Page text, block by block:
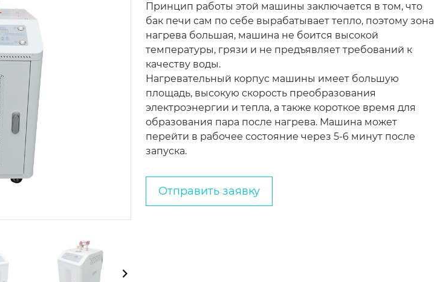
Принцип работы этой машины заключается в том, что
бак печи сам по себе вырабатывает тепло, поэтому зона
нагрева большая, машина не боится высокой
температуры, грязи и не предъявляет требований к
качеству воды.
Нагревательный корпус машины имеет большую
площадь, высокую скорость преобразования
электроэнергии и тепла, а также короткое время для
образования пара после нагрева. Машина может
перейти в рабочее состояние через 5-6 минут после
запуска.
Отправить заявку